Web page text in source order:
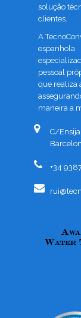
solução
clientes.
A
espanhola
pessoal
que realiza
maneira a
C/
+34